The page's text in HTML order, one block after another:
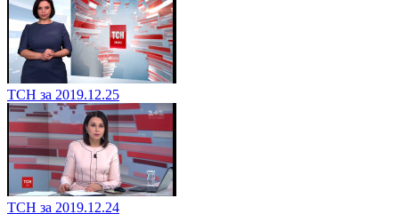
ТСН за 2019.12.25
ТСН за 2019.12.24